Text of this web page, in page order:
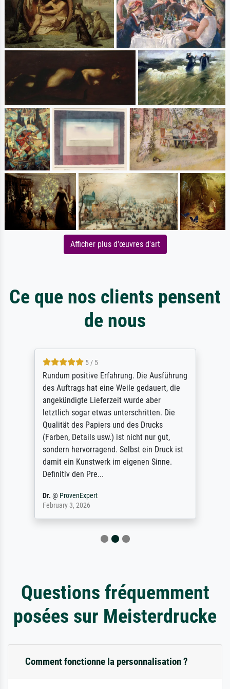
Afficher plus d'œuvres d'art
Ce que nos clients pensent
de nous
5 / 5
Rundum positive Erfahrung. Die Ausführung
des Auftrags hat eine Weile gedauert, die
angekündigte Lieferzeit wurde aber
letztlich sogar etwas unterschritten. Die
Qualität des Papiers und des Drucks
(Farben, Details usw.) ist nicht nur gut,
sondern hervorragend. Selbst ein Druck ist
damit ein Kunstwerk im eigenen Sinne.
Definitiv den Pre...
Dr. @ ProvenExpert
February 3, 2026
Questions fréquemment
posées sur Meisterdrucke
Comment fonctionne la personnalisation ?